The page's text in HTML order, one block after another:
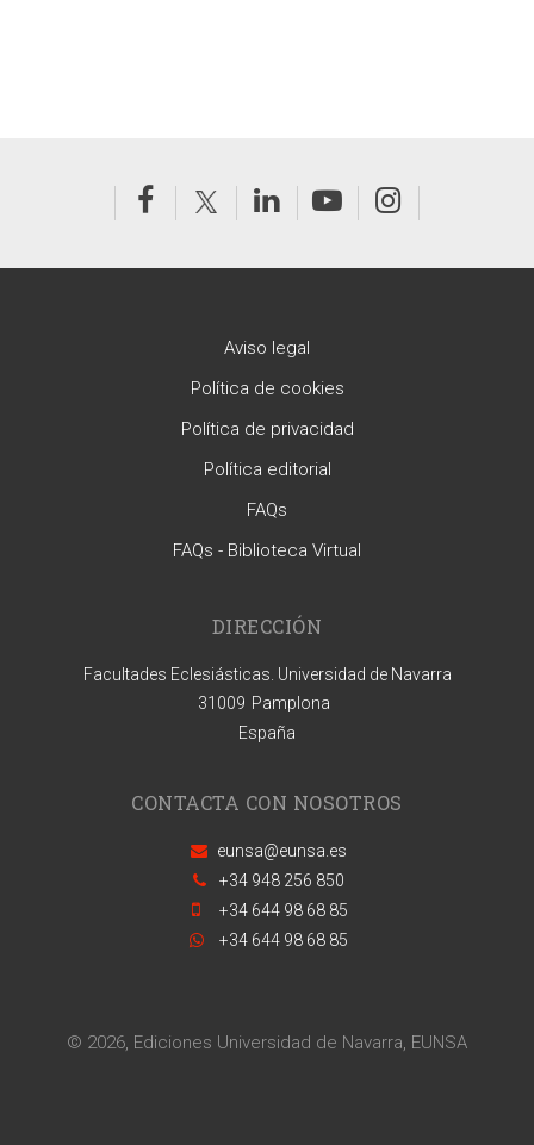
Aviso legal
Política de cookies
Política de privacidad
Política editorial
FAQs
FAQs - Biblioteca Virtual
DIRECCIÓN
Facultades Eclesiásticas. Universidad de Navarra
31009 Pamplona
España
CONTACTA CON NOSOTROS
eunsa@eunsa.es
+34 948 256 850
+34 644 98 68 85
+34 644 98 68 85
© 2026, Ediciones Universidad de Navarra, EUNSA